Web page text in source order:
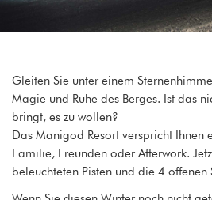
Gleiten Sie unter einem
Magie und Ruhe des Berges. Ist das
bringt, es zu wollen?
Das Manigod Resort verspricht Ihnen
Familie, Freunden oder Afterwork.
beleuchteten Pisten und die 4 offenen